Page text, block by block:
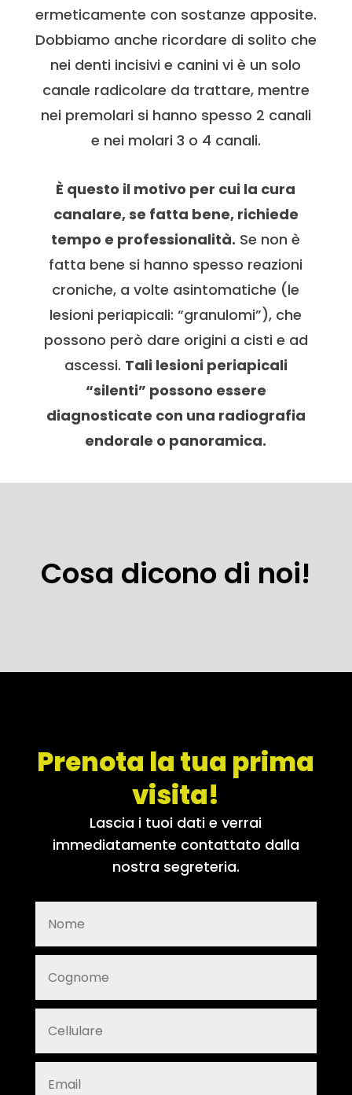
ermeticamente con sostanze apposite.
Dobbiamo anche ricordare di solito che
nei denti incisivi e canini vi è un solo
canale radicolare da trattare, mentre
nei premolari si hanno spesso 2 canali
e nei molari 3 o 4 canali.
È questo il motivo per cui la cura
canalare, se fatta bene, richiede
tempo e professionalità. Se non è
fatta bene si hanno spesso reazioni
croniche, a volte asintomatiche (le
lesioni periapicali: “granulomi”), che
possono però dare origini a cisti e ad
ascessi. Tali lesioni periapicali
“silenti” possono essere
diagnosticate con una radiografia
endorale o panoramica.
Cosa dicono di noi!
Prenota la tua prima
visita!
Lascia i tuoi dati e verrai
immediatamente contattato dalla
nostra segreteria.